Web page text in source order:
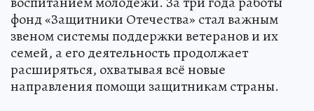
фонд «Защитники Отечества» стал важным
звеном системы поддержки ветеранов и их
семей, а его деятельность продолжает
расширяться, охватывая всё новые
направления помощи защитникам страны.